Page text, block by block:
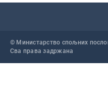
© Министарство спољних
Сва права задржана